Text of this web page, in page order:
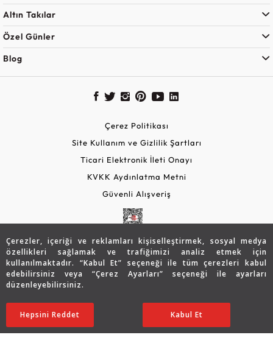
Çerezler, içeriği ve reklamları kişiselleştirmek, sosyal medya
özellikleri sağlamak ve trafiğimizi analiz etmek için
kullanılmaktadır. “Kabul Et” seçeneği ile tüm çerezleri kabul
edebilirsiniz veya “Çerez Ayarları” seçeneği ile ayarları
düzenleyebilirsiniz.
Ayarları Düzenle
Hepsini Reddet Kabul Et
38.284 TL
30.614TL
27.553 TL SATIN ALIN
Altın Takılar
Özel Günler
Blog
Çerez Politikası
Site Kullanım ve Gizlilik Şartları
Ticari Elektronik İleti Onayı
KVKK Aydınlatma Metni
Güvenli Alışveriş
Copyright © 2026 Assos Pırlanta - Bu sitenin tüm hakları